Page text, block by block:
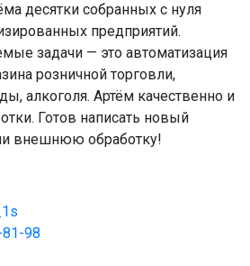
десятки собранных с нуля
предприятий.
задачи — это автоматизация
розничной торговли,
алкоголя. Артём качественно и
Готов написать новый
внешнюю обработку!
98